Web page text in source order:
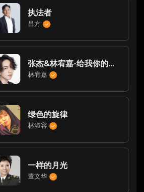
执法者
吕方
张杰&林宥嘉-给我你的爱(Live)
林宥嘉
绿色的旋律
林淑容
一样的月光
董文华